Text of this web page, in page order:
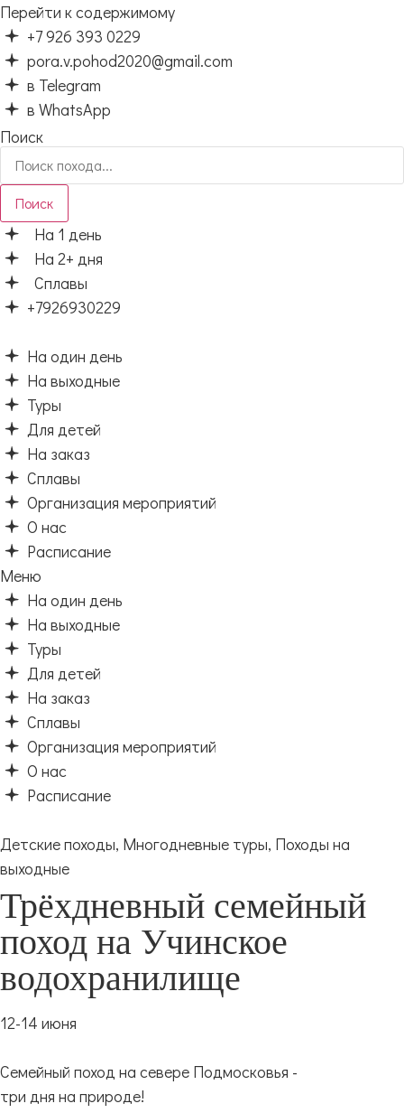
Перейти к содержимому
+7 926 393 0229
pora.v.pohod2020@gmail.com
в Telegram
в WhatsApp
Поиск
Поиск
На 1 день
На 2+ дня
Сплавы
+7926930229
На один день
На выходные
Туры
Для детей
На заказ
Сплавы
Организация мероприятий
О нас
Расписание
Меню
На один день
На выходные
Туры
Для детей
На заказ
Сплавы
Организация мероприятий
О нас
Расписание
Детские походы, Многодневные туры, Походы на
выходные
Трёхдневный семейный
поход на Учинское
водохранилище
12-14 июня
Семейный поход на севере Подмосковья -
три дня на природе!